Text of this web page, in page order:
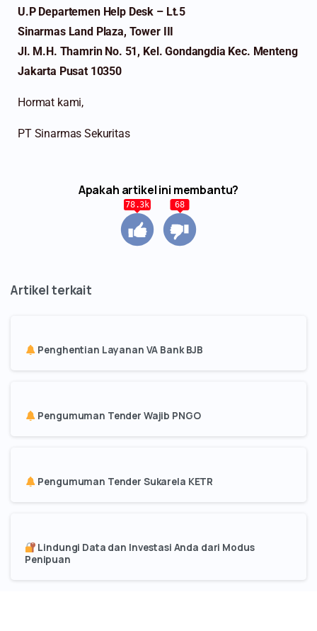
U.P Departemen Help Desk – Lt.5
Sinarmas Land Plaza, Tower III
Jl. M.H. Thamrin No. 51, Kel. Gondangdia Kec. Menteng
Jakarta Pusat 10350
Hormat kami,
PT Sinarmas Sekuritas
Apakah artikel ini membantu?
78.3k 68
Penghentian Layanan VA Bank BJB
Pengumuman Tender Wajib PNGO
Pengumuman Tender Sukarela KETR
Lindungi Data dan Investasi Anda dari Modus
Penipuan